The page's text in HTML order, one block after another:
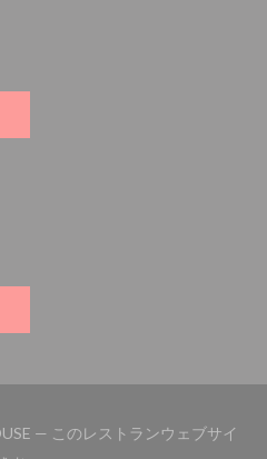
— このレストランウェブサイ